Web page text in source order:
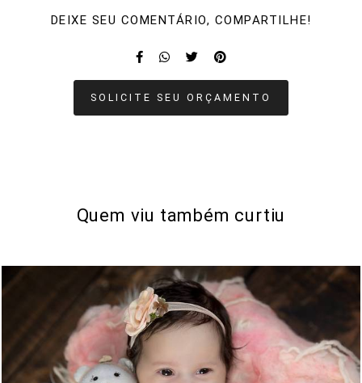
DEIXE SEU COMENTÁRIO, COMPARTILHE!
SOLICITE SEU ORÇAMENTO
Quem viu também curtiu